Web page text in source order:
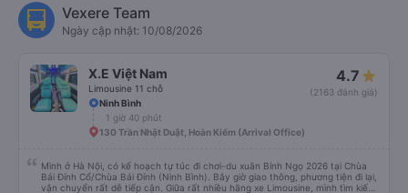
Vexere Team
Ngày cập nhật: 10/08/2026
X.E Việt Nam
Limousine 11 chỗ
4.7
(2163 đánh giá)
Ninh Bình
1 giờ 40 phút
130 Trần Nhật Duật, Hoàn Kiếm (Arrival Office)
Mình ở Hà Nội, có kế hoạch tự túc đi chơi-du xuân Bính Ngọ 2026 tại Chùa
Bái Đính Cổ/Chùa Bái Đính (Ninh Bình). Bây giờ giao thông, phương tiện đi lại,
vận chuyển rất dễ tiếp cận. Giữa rất nhiều hãng xe Limousine, mình tìm kiếm